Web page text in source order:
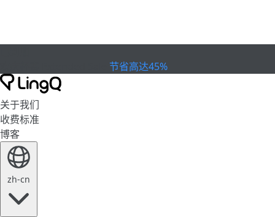
节省高达45%
关于我们
收费标准
博客
zh-cn